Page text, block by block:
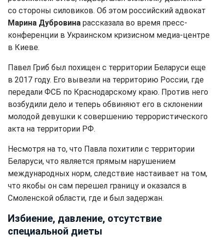
со стороны силовиков. Об этом российский адвокат
Марина Дубровина рассказала во время пресс-
конференции в Украинском кризисном медиа-центре
в Киеве.
Павел Гриб был похищен с территории Беларуси еще
в 2017 году. Его вывезли на территорию России, где
передали ФСБ по Краснодарскому краю. Против него
возбудили дело и теперь обвиняют его в склонении
молодой девушки к совершению террористического
акта на территории РФ.
Несмотря на то, что Павла похитили с территории
Беларуси, что является прямым нарушением
международных норм, следствие настаивает на том,
что якобы он сам перешел границу и оказался в
Смоленской области, где и был задержан.
Избиение, давление, отсутствие
специальной диеты